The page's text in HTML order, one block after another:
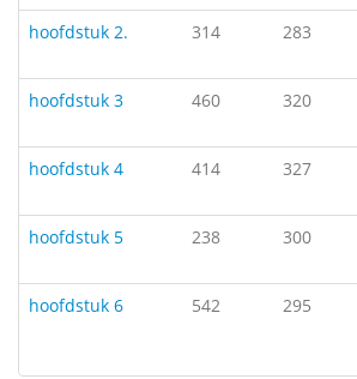
hoofdstuk 2.
314 283
hoofdstuk 3
460 320
hoofdstuk 4
414 327
hoofdstuk 5
238 300
hoofdstuk 6
542 295